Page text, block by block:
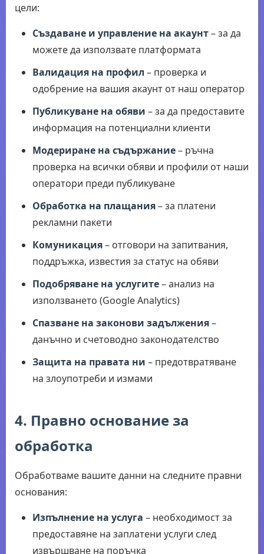
цели:
Създаване и управление на акаунт– за да
можете да използвате платформата
Валидация на профил – проверка и
одобрение на вашия акаунт от наш оператор
Публикуване на обяви – за да предоставите
информация на потенциални клиенти
Модериране на съдържание– ръчна
проверка на всички обяви и профили от наши
оператори преди публикуване
Обработка на плащания– за платени
рекламни пакети
Комуникация– отговори на запитвания,
поддръжка, известия за статус на обяви
Подобряване на услугите– анализ на
използването (Google Analytics)
Спазване на законови задължения–
данъчно и счетоводно законодателство
Защита на правата ни – предотвратяване
на злоупотреби и измами
4. Правно основание за
обработка
Обработваме вашите данни на следните правни
основания:
Изпълнение на услуга – необходимост за
предоставяне на заплатени услуги след
извършване на поръчка